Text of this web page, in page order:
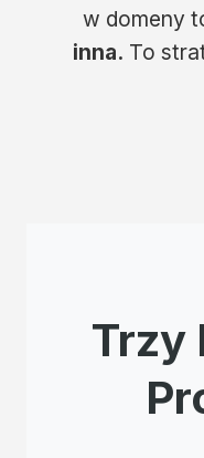
w domeny
inna. To
Trzy